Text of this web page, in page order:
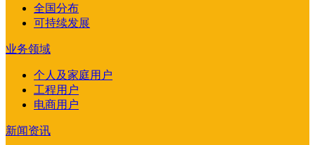
全国分布
可持续发展
业务领域
个人及家庭用户
工程用户
电商用户
新闻资讯